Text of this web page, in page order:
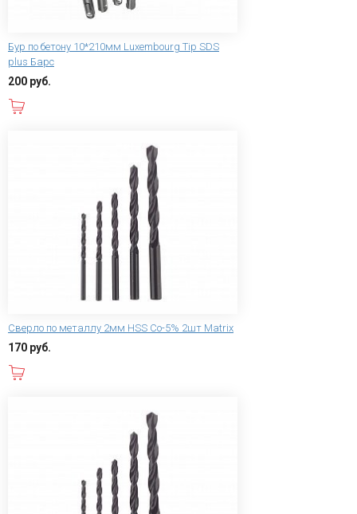
Бур по бетону 10*210мм Luxembourg Tip SDS
plus Барс
200 руб.
Сверло по металлу 2мм HSS Co-5% 2шт Matrix
170 руб.